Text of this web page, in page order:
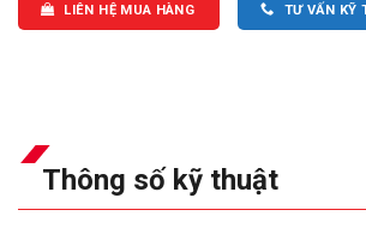
LIÊN HỆ MUA HÀNG TƯ VẤN KỸ
Thông số kỹ thuật